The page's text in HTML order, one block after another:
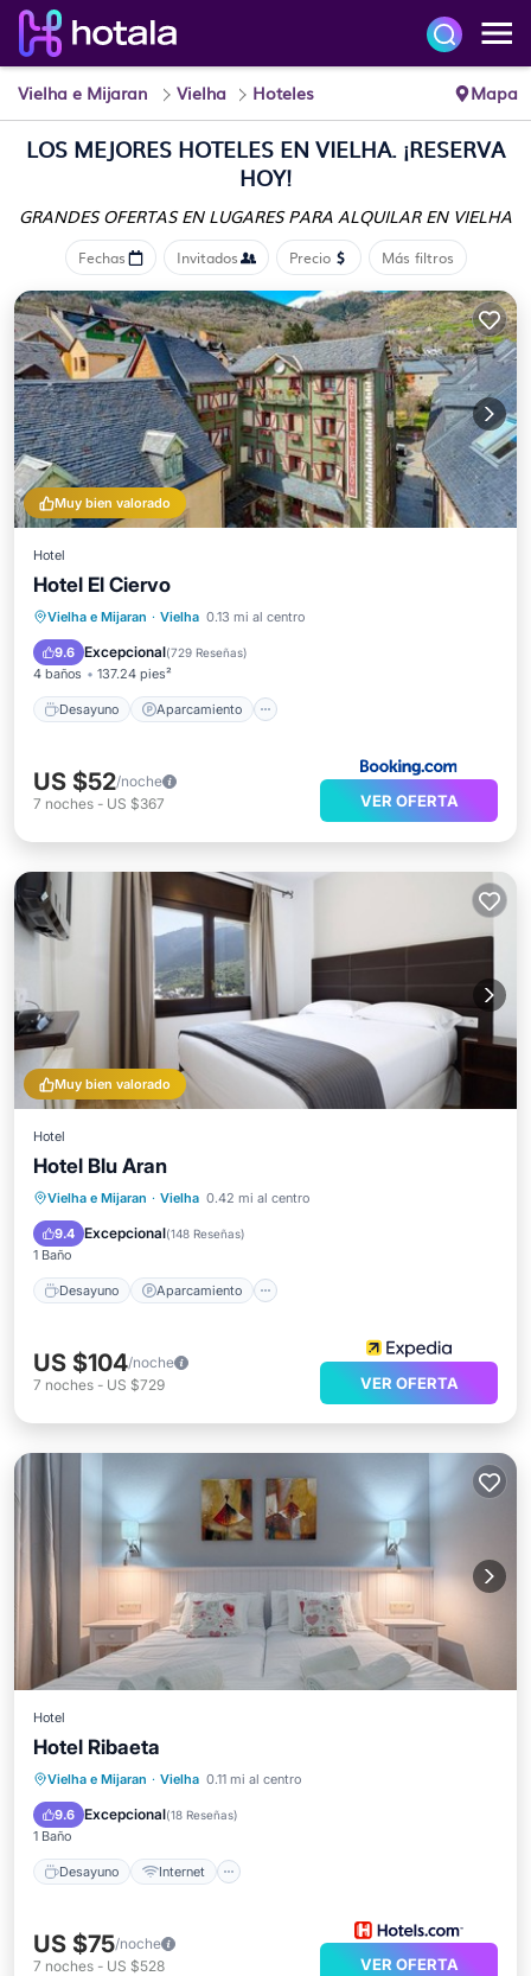
Vielha e Mijaran Vielha Hoteles Mapa
LOS MEJORES HOTELES EN VIELHA. ¡RESERVA
HOY!
GRANDES OFERTAS EN LUGARESPARA ALQUILAR EN VIELHA
Fechas Invitados Precio Más filtros
Muy bien valorado
Hotel
Hotel El Ciervo
Vielha e Mijaran · Vielha 0.13 mi al centro
9.6 Excepcional(729 Reseñas)
4 baños 137.24 pies²
Desayuno Aparcamiento
Desayuno Aparcamiento
Balcón/Terraza
US $52/noche
7 noches - US $367 VER OFERTA
Muy bien valorado
Hotel
Hotel Blu Aran
Vielha e Mijaran · Vielha 0.42 mi al centro
9.4 Excepcional(148 Reseñas)
1 Baño
Desayuno Aparcamiento
Desayuno Aparcamiento
Internet
US $104/noche
7 noches - US $729 VER OFERTA
Hotel
Hotel Ribaeta
Vielha e Mijaran · Vielha 0.11 mi al centro
9.6 Excepcional(18 Reseñas)
1 Baño
Desayuno Internet
Desayuno
Internet
Se admiten mascotas
US $75/noche
7 noches - US $528 VER OFERTA